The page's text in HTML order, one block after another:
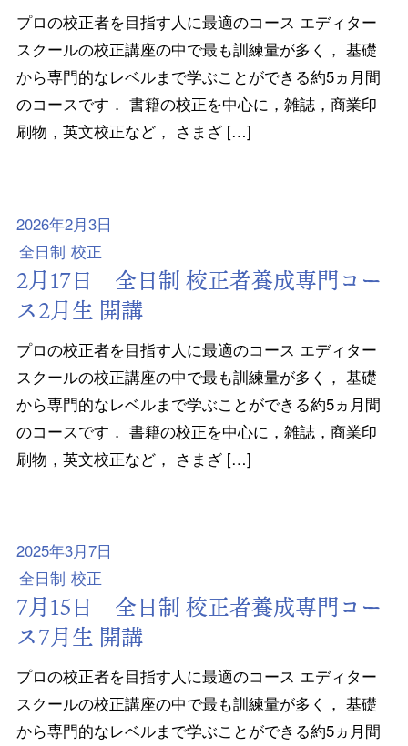
プロの校正者を目指す人に最適のコース エディター
スクールの校正講座の中で最も訓練量が多く， 基礎
から専門的なレベルまで学ぶことができる約5ヵ月間
のコースです． 書籍の校正を中心に，雑誌，商業印
刷物，英文校正など， さまざ […]
2026年2月3日
全日制 校正
2月17日 全日制 校正者養成専門コー
ス2月生 開講
プロの校正者を目指す人に最適のコース エディター
スクールの校正講座の中で最も訓練量が多く， 基礎
から専門的なレベルまで学ぶことができる約5ヵ月間
のコースです． 書籍の校正を中心に，雑誌，商業印
刷物，英文校正など， さまざ […]
2025年3月7日
全日制 校正
7月15日 全日制 校正者養成専門コー
ス7月生 開講
プロの校正者を目指す人に最適のコース エディター
スクールの校正講座の中で最も訓練量が多く， 基礎
から専門的なレベルまで学ぶことができる約5ヵ月間